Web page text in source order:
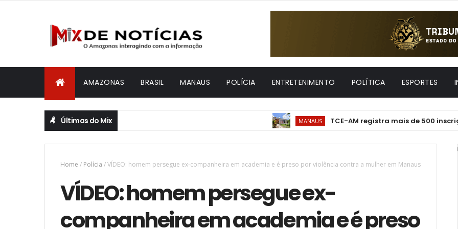
AMAZONAS BRASIL MANAUS POLÍCIA ENTRETENIMENTO POLÍTICA ESPORTES
Últimas do Mix MANAUS TCE-AM registra mais de 500 inscrições
Home / Polícia /VÍDEO: homem persegue ex-companheira em academia e é preso por violência contra a mulher em Manaus
VÍDEO: homem persegue ex-
companheira em academia e é preso